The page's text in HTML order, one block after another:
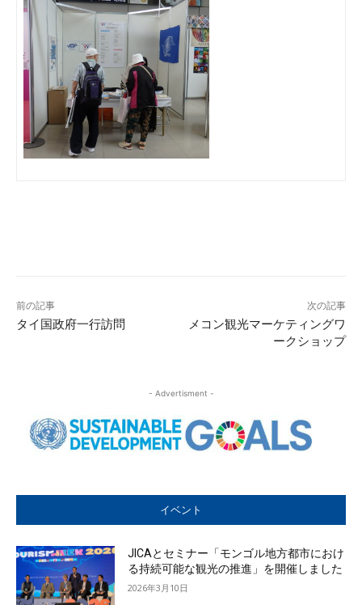
前の記事
タイ国政府一行訪問
次の記事
メコン観光マーケティングワ
ークショップ
- Advertisment -
イベント
JICAとセミナー「モンゴル地方都市におけ
る持続可能な観光の推進」を開催しました
2026年3月10日